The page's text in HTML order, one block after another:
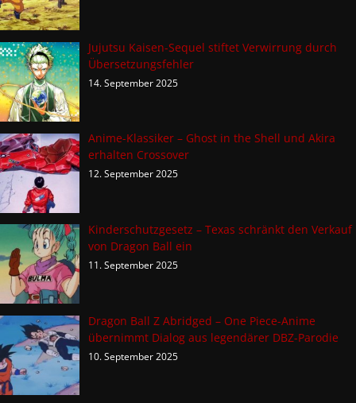
Jujutsu Kaisen-Sequel stiftet Verwirrung durch
Übersetzungsfehler
14. September 2025
Anime-Klassiker – Ghost in the Shell und Akira
erhalten Crossover
12. September 2025
Kinderschutzgesetz – Texas schränkt den Verkauf
von Dragon Ball ein
11. September 2025
Dragon Ball Z Abridged – One Piece-Anime
übernimmt Dialog aus legendärer DBZ-Parodie
10. September 2025